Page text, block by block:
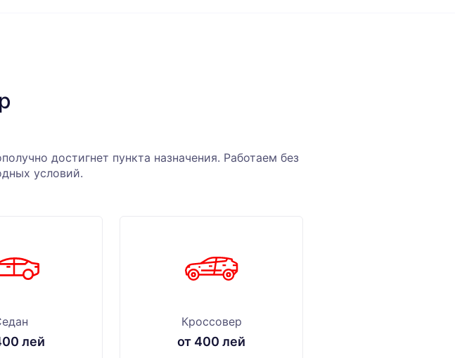
достигнет пункта назначения. Работаем без
условий.
лей
Кроссовер
от 400 лей